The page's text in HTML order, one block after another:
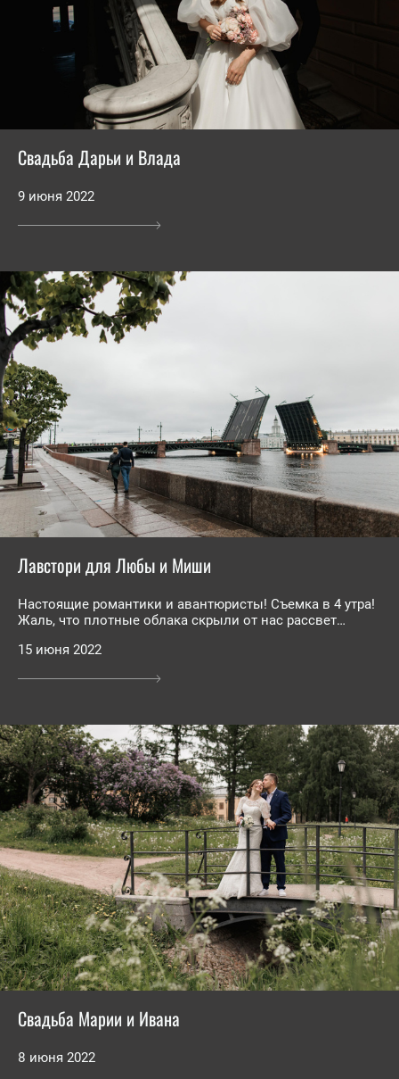
Свадьба Дарьи и Влада
9 июня 2022
Лавстори для Любы и Миши
Настоящие романтики и авантюристы! Съемка в 4 утра!
Жаль, что плотные облака скрыли от нас рассвет…
15 июня 2022
Свадьба Марии и Ивана
8 июня 2022